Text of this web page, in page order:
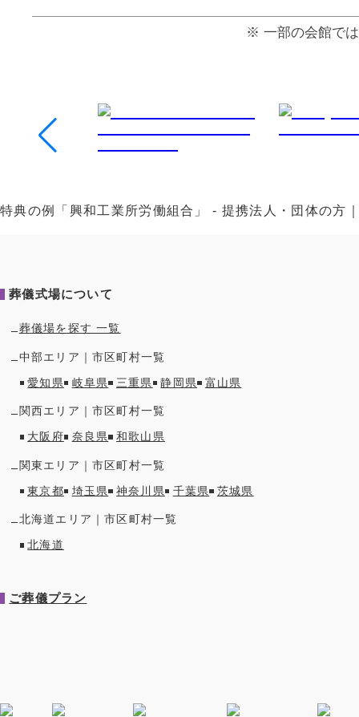
⼀部の会館で
特典の例「興和工業所労働組合」 - 提携法人・団体の方
葬儀式場について
葬儀場を探す 一覧
中部エリア｜市区町村一覧
愛知県
岐阜県 三重県 静岡県 富山県
関西エリア｜市区町村一覧
大阪府
奈良県 和歌山県
関東エリア｜市区町村一覧
東京都
埼玉県 神奈川県 千葉県 茨城県
北海道エリア｜市区町村一覧
北海道
ご葬儀プラン